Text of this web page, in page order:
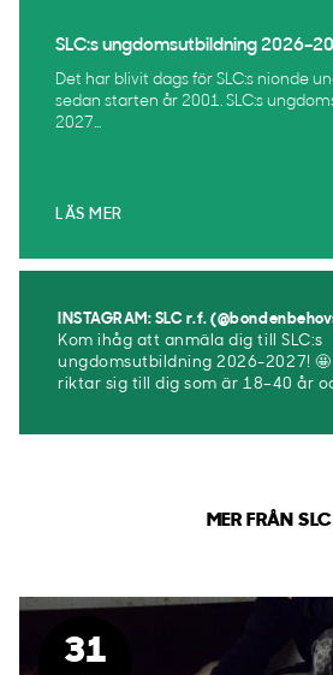
SLC:s ungdomsutbildning
Det har blivit dags för SLC:s nionde
sedan starten år 2001. SLC:s
2027...
LÄS MER
INSTAGRAM: SLC r.f.
Kom ihåg att anmäla dig till SLC:s
ungdomsutbildning 2026-2027!
riktar sig till dig som är 18–40 år
MER FRÅN SLC
31